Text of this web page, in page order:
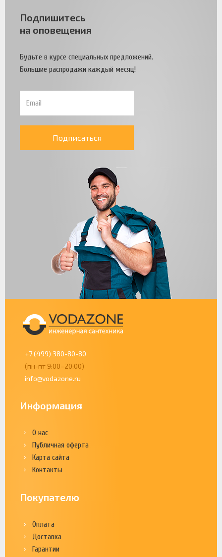
Подпишитесь
на оповещения
Будьте в курсе специальных предложений.
Большие распродажи каждый месяц!
Подписаться
+7 (499) 380-80-80
(пн-пт 9:00–20:00)
info@vodazone.ru
Информация
О нас
Публичная оферта
Карта сайта
Контакты
Покупателю
Оплата
Доставка
Гарантии